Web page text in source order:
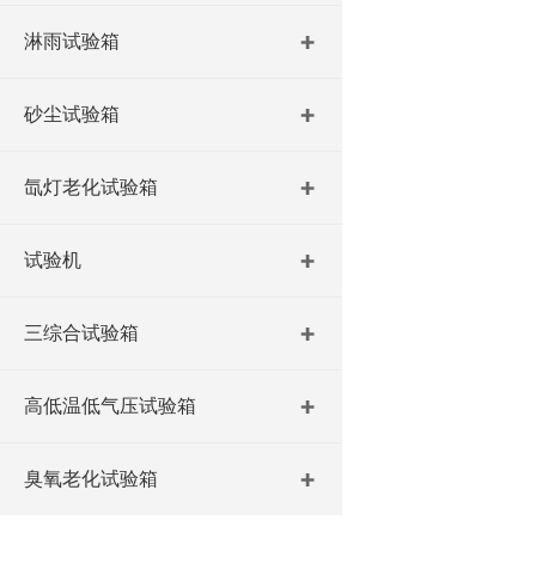
淋雨试验箱
砂尘试验箱
氙灯老化试验箱
试验机
三综合试验箱
高低温低气压试验箱
臭氧老化试验箱